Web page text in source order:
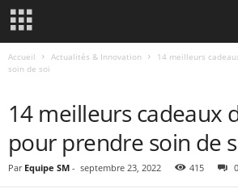
Accueil Actualités & Innovation
14 meilleurs
soin de soi
14 meilleurs cadeaux
pour prendre soin de
Par Equipe SM - septembre 23, 2022 415 0